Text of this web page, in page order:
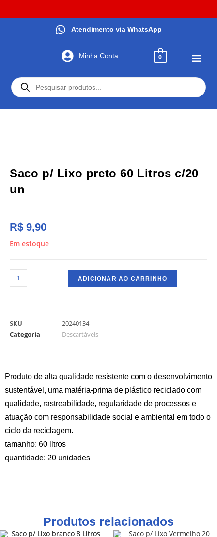
Atendimento via WhatsApp
Minha Conta 0
Saco p/ Lixo preto 60 Litros c/20
un
R$ 9,90
Em estoque
ADICIONAR AO CARRINHO
SKU
20240134
Categoria
Descartáveis
Produto de alta qualidade resistente com o desenvolvimento
sustentável, uma matéria-prima de plástico reciclado com
qualidade, rastreabilidade, regularidade de processos e
atuação com responsabilidade social e ambiental em todo o
ciclo da reciclagem.
tamanho: 60 litros
quantidade: 20 unidades
Produtos relacionados